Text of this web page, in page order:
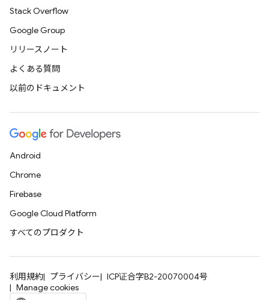
Stack Overflow
Google Group
リリースノート
よくある質問
以前のドキュメント
Android
Chrome
Firebase
Google Cloud Platform
すべてのプロダクト
利用規約 プライバシー
ICP证合字B2-20070004号
Manage cookies